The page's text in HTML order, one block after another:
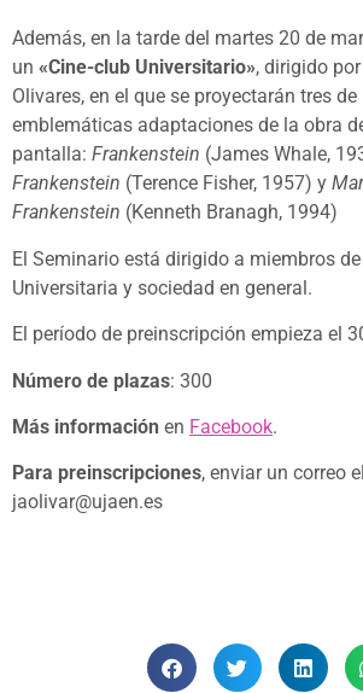
Además, en la tarde del martes 20 de
un «Cine-club Universitario», dirigido
Olivares, en el que se proyectarán tres
emblemáticas adaptaciones de la obra
pantalla: Frankenstein (James Whale,
Frankenstein (Terence Fisher, 1957) y
Frankenstein (Kenneth Branagh, 1994)
El Seminario está dirigido a miembros
Universitaria y sociedad en general.
El período de preinscripción empieza el
Número de plazas: 300
Más información en Facebook.
Para preinscripciones, enviar un correo
jaolivar@ujaen.es